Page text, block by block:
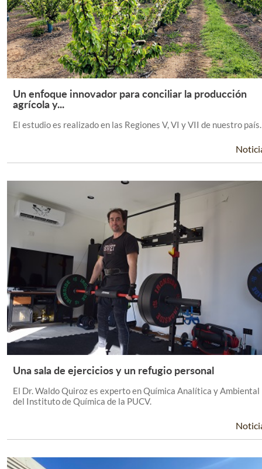
Leer Más +
Un enfoque innovador para conciliar la producción
agrícola y...
El estudio es realizado en las Regiones V, VI y VII de nuestro país.
Leer Más +
Una sala de ejercicios y un refugio personal
El Dr. Waldo Quiroz es experto en Química Analítica y Ambiental
del Instituto de Química de la PUCV.